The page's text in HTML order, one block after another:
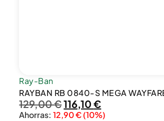
Ray-Ban
RAYBAN RB 0840-S MEGA
129,00€116,10€
Ahorras: 12,90€(10%)